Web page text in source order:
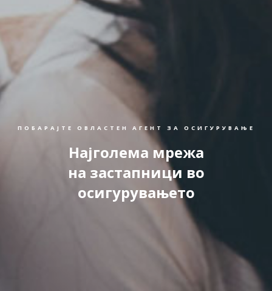
ПОБАРАЈТЕ ОВЛАСТЕН АГЕНТ ЗА ОСИГУРУВАЊЕ
Најголема мрежа
на застапници во
осигурувањето